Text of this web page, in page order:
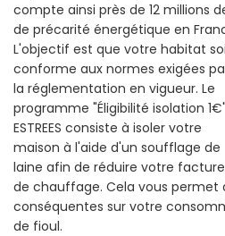
compte ainsi près de 12 millions
de précarité énergétique en
L'objectif est que votre habitat
conforme aux normes exigées
la réglementation en vigueur. Le
programme "Éligibilité isolation 1€"
ESTREES consiste à isoler votre
maison à l'aide d'un soufflage de
laine afin de réduire votre facture
de chauffage. Cela vous permet
conséquentes sur votre
de fioul.